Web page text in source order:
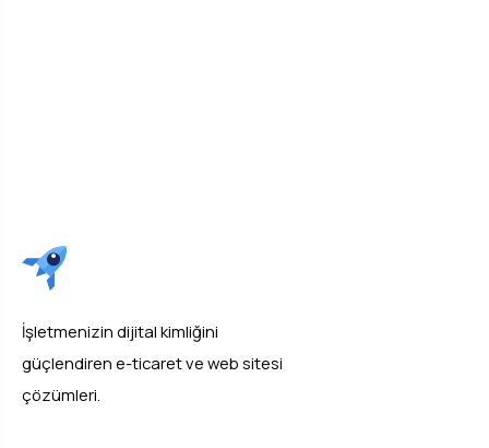
İşletmenizin dijital kimliğini
güçlendiren e-ticaret ve web sitesi
çözümleri.